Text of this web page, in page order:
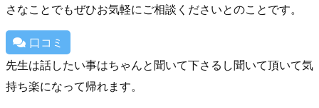
さなことでもぜひお気軽にご相談くださいとのことです。
口コミ
先生は話したい事はちゃんと聞いて下さるし聞いて頂いて気
持ち楽になって帰れます。